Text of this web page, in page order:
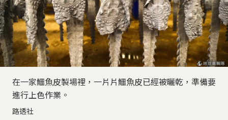
在一家鱷魚皮製場裡，一片片鱷魚皮已經被曬乾，準備要
進行上色作業。
路透社